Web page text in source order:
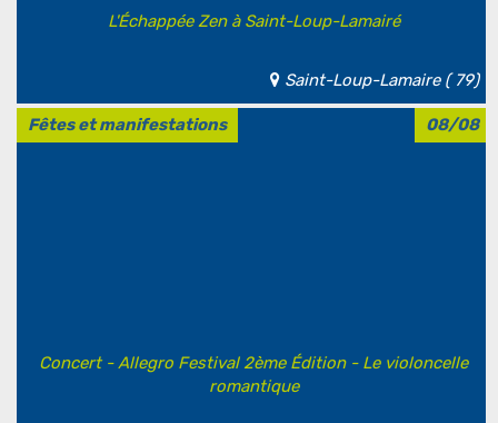
L'Échappée Zen à Saint-Loup-Lamairé
Saint-Loup-Lamaire ( 79)
08/08
Fêtes et manifestations
Concert - Allegro Festival 2ème Édition - Le violoncelle
romantique